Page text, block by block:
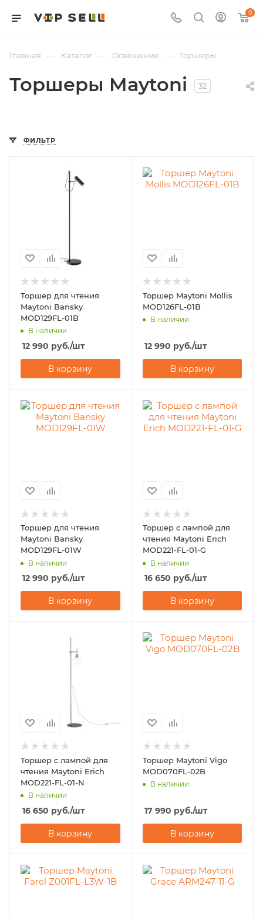
0
Главная — Каталог — Освещение — Торшеры
Торшеры Maytoni 32
ФИЛЬТР
Торшер для чтения
Maytoni Bansky
MOD129FL-01B
В наличии
12 990 руб./шт
В корзину
Торшер Maytoni Mollis
MOD126FL-01B
В наличии
12 990 руб./шт
В корзину
Торшер для чтения
Maytoni Bansky
MOD129FL-01W
В наличии
12 990 руб./шт
В корзину
Торшер с лампой для
чтения Maytoni Erich
MOD221-FL-01-G
В наличии
16 650 руб./шт
В корзину
Торшер с лампой для
чтения Maytoni Erich
MOD221-FL-01-N
В наличии
16 650 руб./шт
В корзину
Торшер Maytoni Vigo
MOD070FL-02B
В наличии
17 990 руб./шт
В корзину